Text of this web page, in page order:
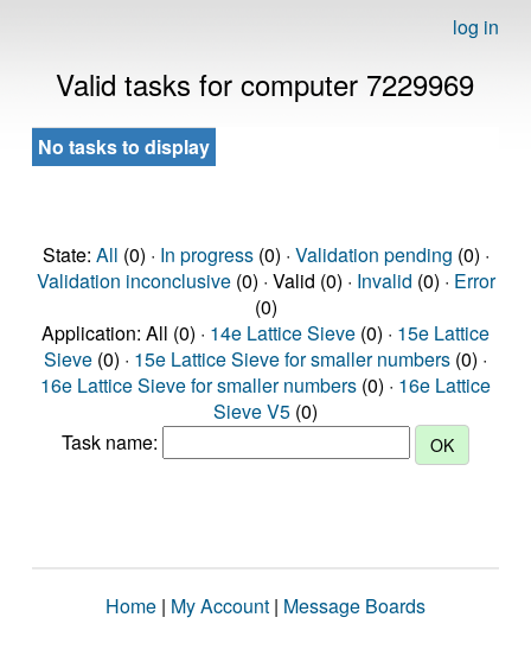
log in
Valid tasks for computer 7229969
No tasks to display
State: All (0) · In progress(0) · Validation pending (0) ·
Validation inconclusive(0) · Valid (0) · Invalid (0) · Error
(0)
Application: All (0) · 14e Lattice Sieve (0) · 15e Lattice
Sieve (0) · 15e Lattice Sieve for smaller numbers (0) ·
16e Lattice Sieve for smaller numbers (0) · 16e Lattice
Sieve V5 (0)
Task name:
Home | My Account | Message Boards